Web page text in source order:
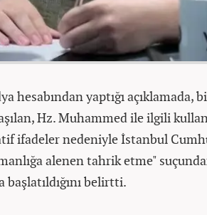
hesabından yaptığı açıklamada,
Hz. Muhammed ile ilgili
ifadeler nedeniyle İstanbul
alenen tahrik etme"
belirtti.